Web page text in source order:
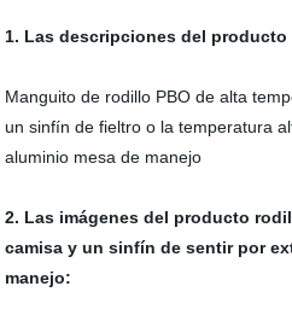
1. Las descripciones del
Manguito de rodillo PBO de alta
un sinfín de fieltro o la temperatura
aluminio mesa de manejo
2. Las imágenes del producto
camisa y un sinfín de sentir por
manejo: